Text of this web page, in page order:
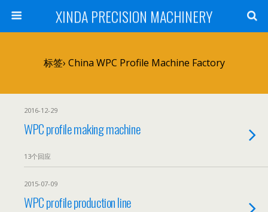
XINDA PRECISION MACHINERY
标签› China WPC Profile Machine Factory
2016-12-29
WPC profile making machine
13个回应
2015-07-09
WPC profile production line